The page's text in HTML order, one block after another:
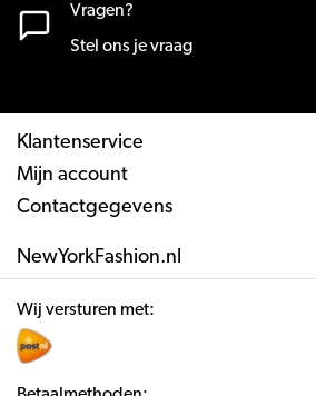
Vragen?
Stel ons je vraag
Klantenservice
Mijn account
Contactgegevens
NewYorkFashion.nl
Wij versturen met: